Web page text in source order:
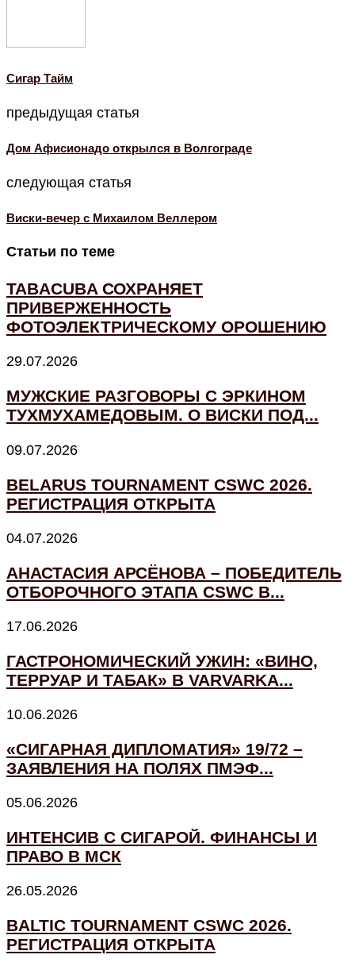
Cигар Тайм
предыдущая статья
Дом Афисионадо открылся в Волгограде
следующая статья
Виски-вечер с Михаилом Веллером
Статьи по теме
TABACUBA СОХРАНЯЕТ
ПРИВЕРЖЕННОСТЬ
ФОТОЭЛЕКТРИЧЕСКОМУ ОРОШЕНИЮ
29.07.2026
МУЖСКИЕ РАЗГОВОРЫ С ЭРКИНОМ
ТУХМУХАМЕДОВЫМ. О ВИСКИ ПОД...
09.07.2026
BELARUS TOURNAMENT CSWC 2026.
РЕГИСТРАЦИЯ ОТКРЫТА
04.07.2026
АНАСТАСИЯ АРСЁНОВА – ПОБЕДИТЕЛЬ
ОТБОРОЧНОГО ЭТАПА CSWC В...
17.06.2026
ГАСТРОНОМИЧЕСКИЙ УЖИН: «ВИНО,
ТЕРРУАР И ТАБАК» В VARVARKA...
10.06.2026
«СИГАРНАЯ ДИПЛОМАТИЯ» 19/72 –
ЗАЯВЛЕНИЯ НА ПОЛЯХ ПМЭФ...
05.06.2026
ИНТЕНСИВ С СИГАРОЙ. ФИНАНСЫ И
ПРАВО В МСК
26.05.2026
BALTIC TOURNAMENT CSWC 2026.
РЕГИСТРАЦИЯ ОТКРЫТА